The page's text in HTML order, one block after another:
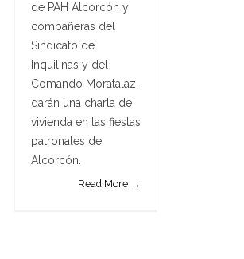
de PAH Alcorcón y
compañeras del
Sindicato de
Inquilinas y del
Comando Moratalaz,
darán una charla de
vivienda en las fiestas
patronales de
Alcorcón.
Read More →